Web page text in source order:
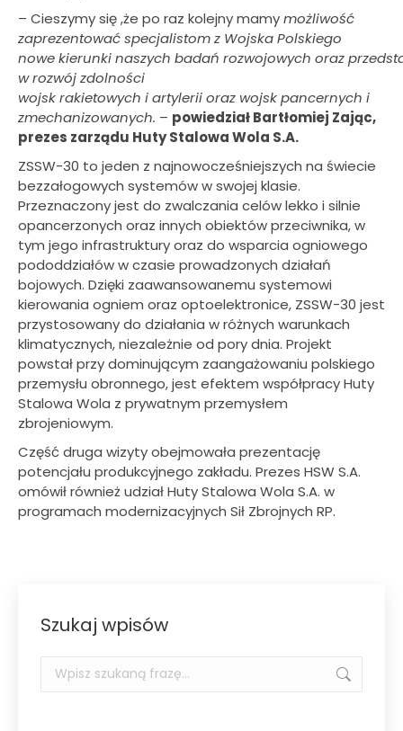
– Cieszymy się ,że po raz kolejny mamymożliwość
zaprezentować specjalistom z Wojska Polskiego
nowe kierunki naszych badań rozwojowych oraz
w rozwój zdolności
wojsk rakietowych i artylerii oraz wojsk pancernych i
zmechanizowanych. – powiedział Bartłomiej Zając,
prezes zarządu Huty Stalowa Wola S.A.
ZSSW-30 to jeden z najnowocześniejszych na świecie
bezzałogowych systemów w swojej klasie.
Przeznaczony jest do zwalczania celów lekko i silnie
opancerzonych oraz innych obiektów przeciwnika, w
tym jego infrastruktury oraz do wsparcia ogniowego
pododdziałów w czasie prowadzonych działań
bojowych. Dzięki zaawansowanemu systemowi
kierowania ogniem oraz optoelektronice, ZSSW-30 jest
przystosowany do działania w różnych warunkach
klimatycznych, niezależnie od pory dnia. Projekt
powstał przy dominującym zaangażowaniu polskiego
przemysłu obronnego, jest efektem współpracy Huty
Stalowa Wola z prywatnym przemysłem
zbrojeniowym.
Część druga wizyty obejmowała prezentację
potencjału produkcyjnego zakładu. Prezes HSW S.A.
omówił również udział Huty Stalowa Wola S.A. w
programach modernizacyjnych Sił Zbrojnych RP.
Szukaj wpisów
Szukaj: